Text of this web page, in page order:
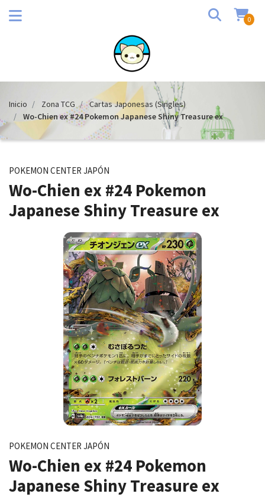
0
Inicio Zona TCG
Cartas Japonesas (Singles)
Wo-Chien ex #24 Pokemon Japanese Shiny Treasure ex
POKEMON CENTER JAPÓN
Wo-Chien ex #24 Pokemon
Japanese Shiny Treasure ex
POKEMON CENTER JAPÓN
Wo-Chien ex #24 Pokemon
Japanese Shiny Treasure ex